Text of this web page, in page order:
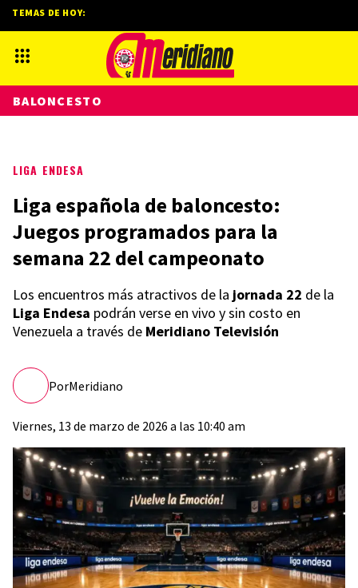
LIGA ENDESA
Liga española de baloncesto:
Juegos programados para la
semana 22 del campeonato
Los encuentros más atractivos de la jornada 22 de la
Liga Endesa podrán verse en vivo y sin costo en
Venezuela a través de Meridiano Televisión
PorMeridiano
Viernes, 13 de marzo de 2026 a las 10:40 am
TEMAS DE HOY:
BALONCESTO